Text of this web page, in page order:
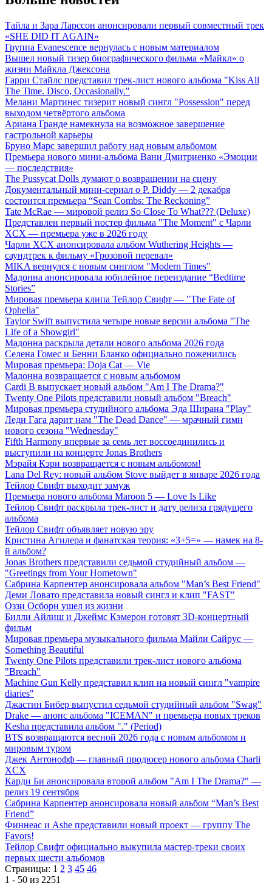
Тайла и Зара Ларссон анонсировали первый совместный трек
«SHE DID IT AGAIN»
Группа Evanescence вернулась с новым материалом
Вышел новый тизер биографического фильма «Майкл» о
жизни Майкла Джексона
Гарри Стайлс представил трек-лист нового альбома "Kiss All
The Time. Disco, Occasionally."
Мелани Мартинес тизерит новый сингл "Possession" перед
выходом четвёртого альбома
Ариана Гранде намекнула на возможное завершение
гастрольной карьеры
Бруно Марс завершил работу над новым альбомом
Премьера нового мини-альбома Вани Дмитриенко «Эмоции
— последствия»
The Pussycat Dolls думают о возвращении на сцену
Документальный мини-сериал о P. Diddy — 2 декабря
состоится премьера “Sean Combs: The Reckoning”
Tate McRae — мировой релиз So Close To What??? (Deluxe)
Представлен первый постер фильма "The Moment" с Чарли
XCX — премьера уже в 2026 году
Чарли XCX анонсировала альбом Wuthering Heights —
саундтрек к фильму «Грозовой перевал»
MIKA вернулся с новым синглом "Modern Times"
Мадонна анонсировала юбилейное переиздание “Bedtime
Stories”
Мировая премьера клипа Тейлор Свифт — "The Fate of
Ophelia"
Taylor Swift выпустила четыре новые версии альбома "The
Life of a Showgirl"
Мадонна раскрыла детали нового альбома 2026 года
Селена Гомес и Бенни Бланко официально поженились
Мировая премьера: Doja Cat — Vie
Мадонна возвращается с новым альбомом
Cardi B выпускает новый альбом "Am I The Drama?"
Twenty One Pilots представили новый альбом "Breach"
Мировая премьера студийного альбома Эда Ширана "Play"
Леди Гага дарит нам "The Dead Dance" — мрачный гимн
нового сезона "Wednesday"
Fifth Harmony впервые за семь лет воссоединились и
выступили на концерте Jonas Brothers
Мэрайя Кэри возвращается с новым альбомом!
Lana Del Rey: новый альбом Stove выйдет в январе 2026 года
Тейлор Свифт выходит замуж
Премьера нового альбома Maroon 5 — Love Is Like
Тейлор Свифт раскрыла трек-лист и дату релиза грядущего
альбома
Тейлор Свифт объявляет новую эру
Кристина Агилера и фанатская теория: «3+5=» — намек на 8-
й альбом?
Jonas Brothers представили седьмой студийный альбом —
"Greetings from Your Hometown"
Сабрина Карпентер анонсировала альбом "Man’s Best Friend"
Деми Ловато представила новый сингл и клип "FAST"
Оззи Осборн ушел из жизни
Билли Айлиш и Джеймс Кэмерон готовят 3D-концертный
фильм
Мировая премьера музыкального фильма Майли Сайрус —
Something Beautiful
Twenty One Pilots представили трек-лист нового альбома
"Breach"
Machine Gun Kelly представил клип на новый сингл "vampire
diaries"
Джастин Бибер выпустил седьмой студийный альбом "Swag"
Drake — анонс альбома "ICEMAN" и премьера новых треков
Kesha представила альбом "." (Period)
BTS возвращаются весной 2026 года с новым альбомом и
мировым туром
Джек Антонофф — главный продюсер нового альбома Charli
XCX
Карди Би анонсировала второй альбом "Am I The Drama?" —
релиз 19 сентября
Сабрина Карпентер анонсировала новый альбом “Man’s Best
Friend”
Финнеас и Ashe представили новый проект — группу The
Favors!
Тейлор Свифт официально выкупила мастер-треки своих
первых шести альбомов
Страницы: 1 2 3 45 46
1 - 50 из 2251